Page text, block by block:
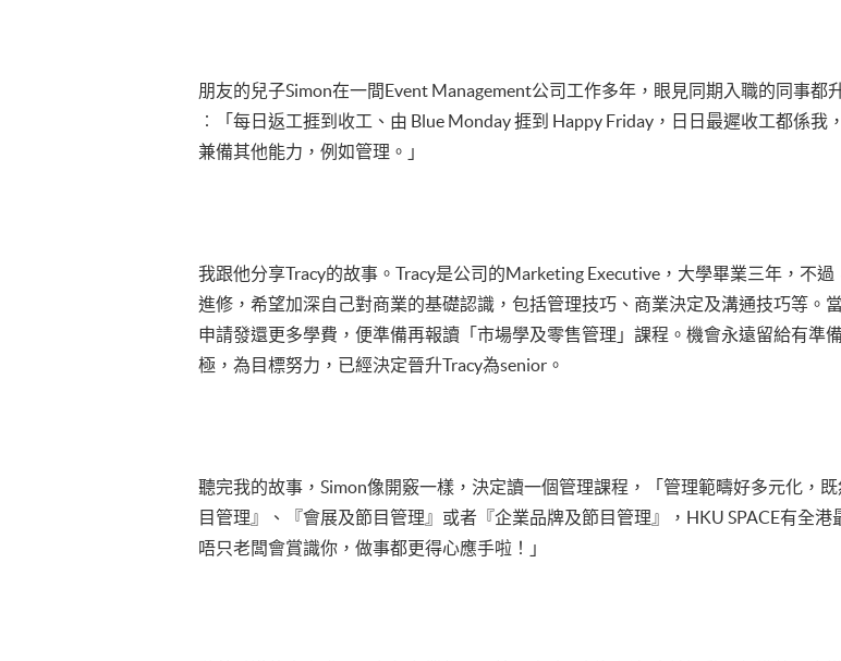
朋友的兒子Simon在一間Event Management公司工作多年，眼見同期入職的同事
︰「每日返工捱到收工、由 Blue Monday 捱到 Happy Friday，日日最遲收工都係
兼備其他能力，例如管理。」
我跟他分享Tracy的故事。Tracy是公司的Marketing Executive，大學畢業三年，不
進修，希望加深自己對商業的基礎認識，包括管理技巧、商業決定及溝通技巧等。
申請發還更多學費，便準備再報讀「市場學及零售管理」課程。機會永遠留給有準
極，為目標努力，已經決定晉升Tracy為senior。
聽完我的故事，Simon像開竅一樣，決定讀一個管理課程，「管理範疇好多元化，
目管理』、『會展及節目管理』或者『企業品牌及節目管理』，HKU SPACE有全
唔只老闆會賞識你，做事都更得心應手啦！」